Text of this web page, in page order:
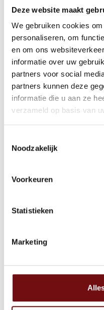
Deze website maakt
We gebruiken cookies
personaliseren, om
en om ons
informatie over uw
partners voor social
partners kunnen deze
informatie die u aan ze
verzameld op basis van
Noodzakelijk
Voorkeuren
Statistieken
Marketing
talrijke voordelen
organisaties. De
deelnemers
effectievere
situaties. Dit
Werknemers
bekwamer in het
Een belangrijk
trainingen is de
maatregelen
kunnen
escalaties vóór